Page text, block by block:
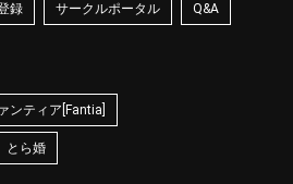
録 サークルポータル Q&A
ンティア[Fantia]
とら婚